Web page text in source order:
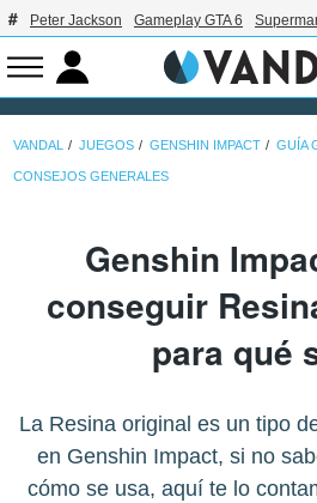
Peter Jackson Gameplay GTA 6
VANDAL JUEGOS GENSHIN IMPACT GUÍA
CONSEJOS GENERALES
Genshin
conseguir
para qué
La Resina original es un tipo
en Genshin Impact, si no
cómo se usa, aquí te lo